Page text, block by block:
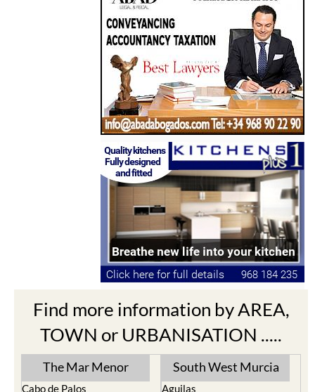
Find more information by AREA,
TOWN or URBANISATION .....
The Mar Menor
Cabo de Palos
South West Murcia
Aguilas